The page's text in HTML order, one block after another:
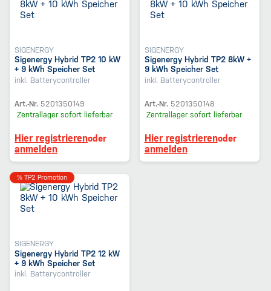
SIGENERGY
Sigenergy Hybrid TP2 10 kW
+ 9 kWh Speicher Set
inkl. Batterycontroller
Art.-Nr. 5201350149
Zentrallager sofort lieferbar
Hier registrierenoder
anmelden
SIGENERGY
Sigenergy Hybrid TP2 8kW +
9 kWh Speicher Set
inkl. Batterycontroller
Art.-Nr. 5201350148
Zentrallager sofort lieferbar
Hier registrierenoder
anmelden
% TP2 Promotion
SIGENERGY
Sigenergy Hybrid TP2 12 kW
+ 9 kWh Speicher Set
inkl. Batterycontroller